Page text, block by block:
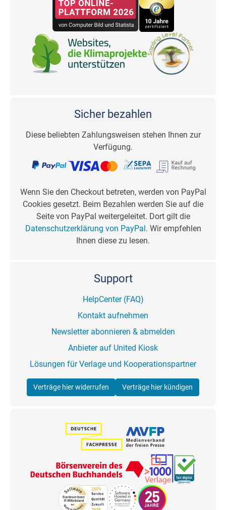
Sicher bezahlen
Diese beliebten Zahlungsweisen stehen Ihnen zur
Verfügung.
Wenn Sie den Checkout betreten, werden von PayPal
Cookies gesetzt. Beim Bezahlen werden Sie auf die
Seite von PayPal weitergeleitet. Dort gilt die
Datenschutzerklärung von PayPal . Wir empfehlen
Ihnen diese zu lesen.
Support
HelpCenter (FAQ)
Kontakt aufnehmen
Newsletter abonnieren & abmelden
Anbieter auf United Kiosk
Lösungen für Verlage und Kooperationspartner
Verträge hier widerrufen Verträge hier kündigen